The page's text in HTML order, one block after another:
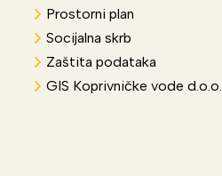
Prostorni plan
Socijalna skrb
Zaštita podataka
GIS Koprivničke vode d.o.o.